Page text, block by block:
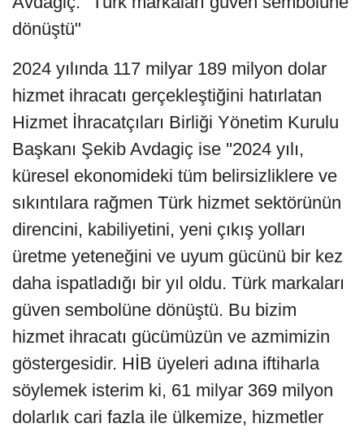
dönüştü"
2024 yılında 117 milyar 189 milyon dolar
hizmet ihracatı gerçekleştiğini hatırlatan
Hizmet İhracatçıları Birliği Yönetim Kurulu
Başkanı Şekib Avdagiç ise ''2024 yılı,
küresel ekonomideki tüm belirsizliklere ve
sıkıntılara rağmen Türk hizmet sektörünün
direncini, kabiliyetini, yeni çıkış yolları
üretme yeteneğini ve uyum gücünü bir kez
daha ispatladığı bir yıl oldu. Türk markaları
güven sembolüne dönüştü. Bu bizim
hizmet ihracatı gücümüzün ve azmimizin
göstergesidir. HİB üyeleri adına iftiharla
söylemek isterim ki, 61 milyar 369 milyon
dolarlık cari fazla ile ülkemize, hizmetler